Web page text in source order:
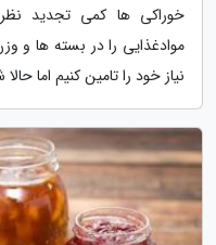
خوراکی ها کمی تجدید
موادغذایی را در بسته ها و
نیاز خود را تامین کنیم اما